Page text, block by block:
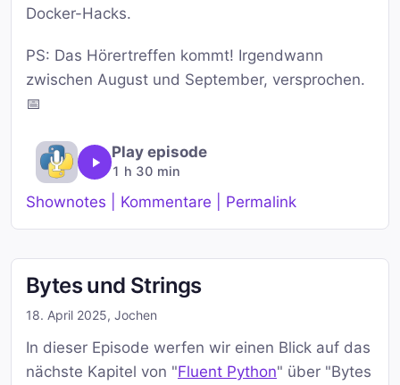
Docker-Hacks.
PS: Das Hörertreffen kommt! Irgendwann
zwischen August und September, versprochen.
📅
Play episode
1 h 30 min
Shownotes | Kommentare | Permalink
Bytes und Strings
18. April 2025, Jochen
In dieser Episode werfen wir einen Blick auf das
nächste Kapitel von "Fluent Python" über "Bytes